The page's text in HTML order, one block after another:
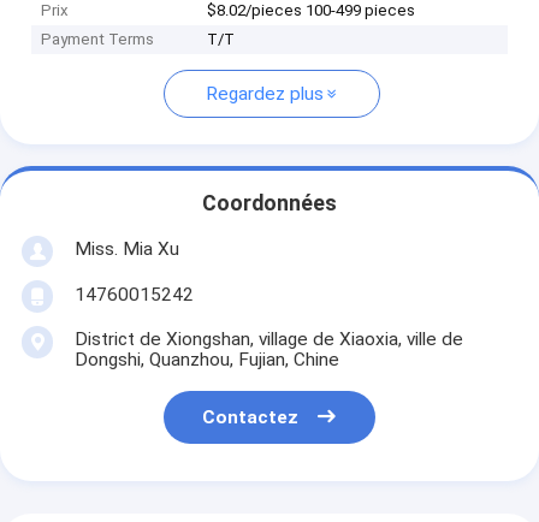
Prix
$8.02/pieces 100-499 pieces
Payment Terms
T/T
Regardez plus
Coordonnées
Miss. Mia Xu
14760015242
District de Xiongshan, village de Xiaoxia, ville de
Dongshi, Quanzhou, Fujian, Chine
Contactez